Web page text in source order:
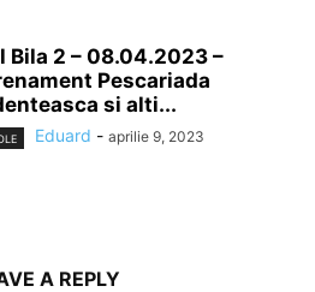
Bila 2 – 08.04.2023 –
Pescariada
si alti...
Eduard - aprilie 9, 2023
A REPLY